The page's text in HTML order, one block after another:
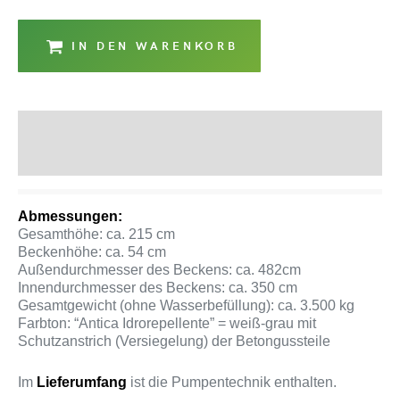
IN DEN WARENKORB
Abmessungen:
Gesamthöhe: ca. 215 cm
Beckenhöhe: ca. 54 cm
Außendurchmesser des Beckens: ca. 482cm
Innendurchmesser des Beckens: ca. 350 cm
Gesamtgewicht (ohne Wasserbefüllung): ca. 3.500 kg
Farbton: “Antica Idrorepellente” = weiß-grau mit
Schutzanstrich (Versiegelung) der Betongussteile
Im Lieferumfang ist die Pumpentechnik enthalten.